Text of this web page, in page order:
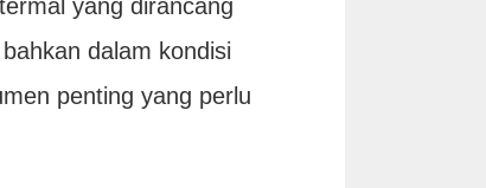
yang dirancang
dalam kondisi
penting yang perlu